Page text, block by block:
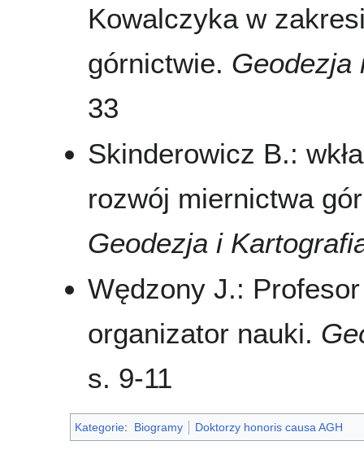
Kowalczyka w
górnictwie. Geodezja
33
Skinderowicz B.:
rozwój miernictwa
Geodezja i
Wędzony J.:
organizator nauki.
s. 9-11
Kategorie: Biogramy Doktorzy honoris causa AGH